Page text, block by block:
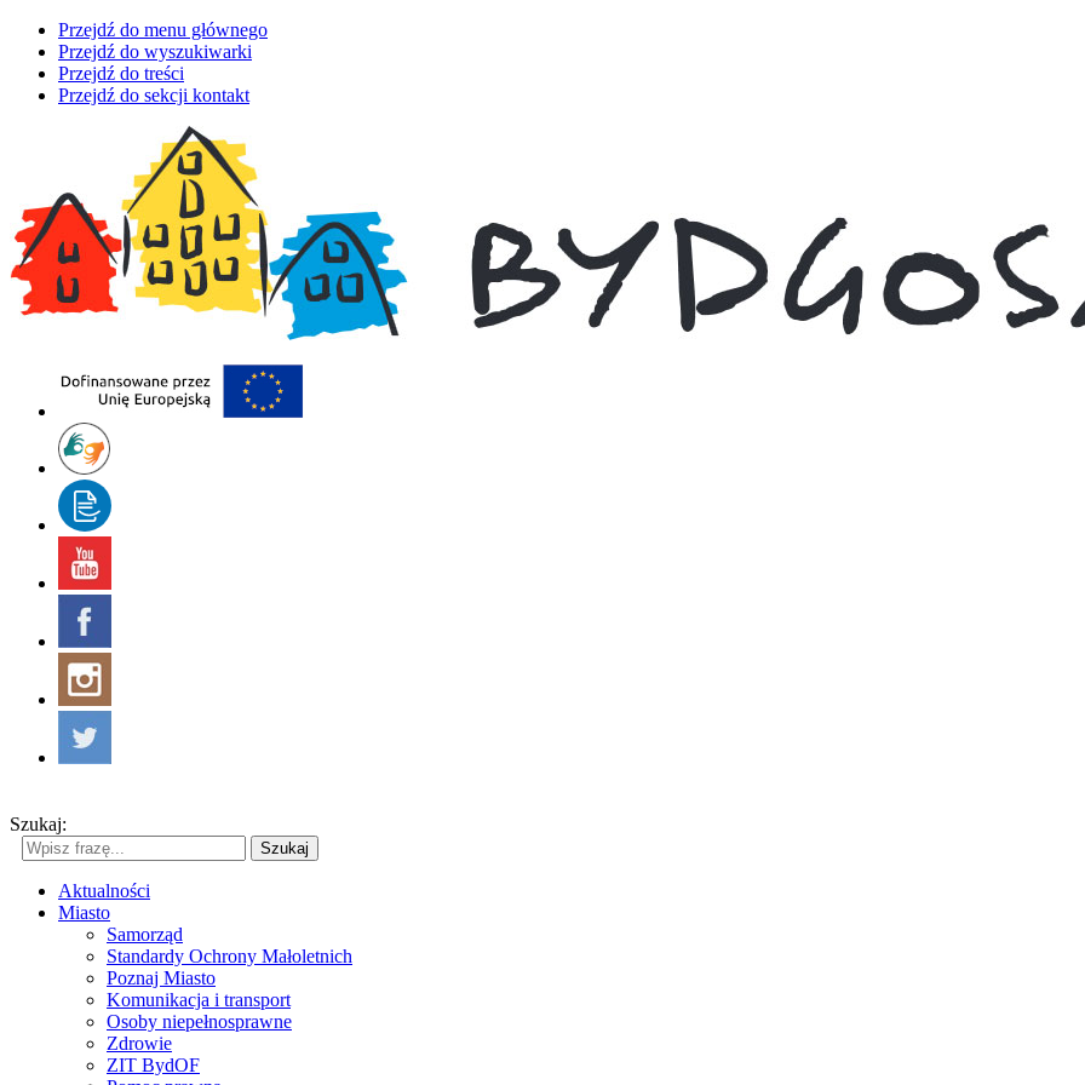
Przejdź do menu głównego
Przejdź do wyszukiwarki
Przejdź do treści
Przejdź do sekcji kontakt
Szukaj:
Szukaj
Aktualności
Miasto
Samorząd
Standardy Ochrony Małoletnich
Poznaj Miasto
Komunikacja i transport
Osoby niepełnosprawne
Zdrowie
ZIT BydOF